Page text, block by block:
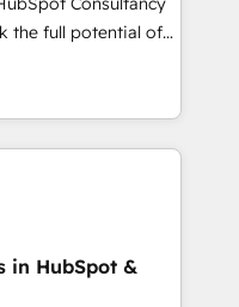
Marketing +
ERP ↔
& Custom
the full potential of
due to poor
teams
HubSpot so it
in HubSpot &